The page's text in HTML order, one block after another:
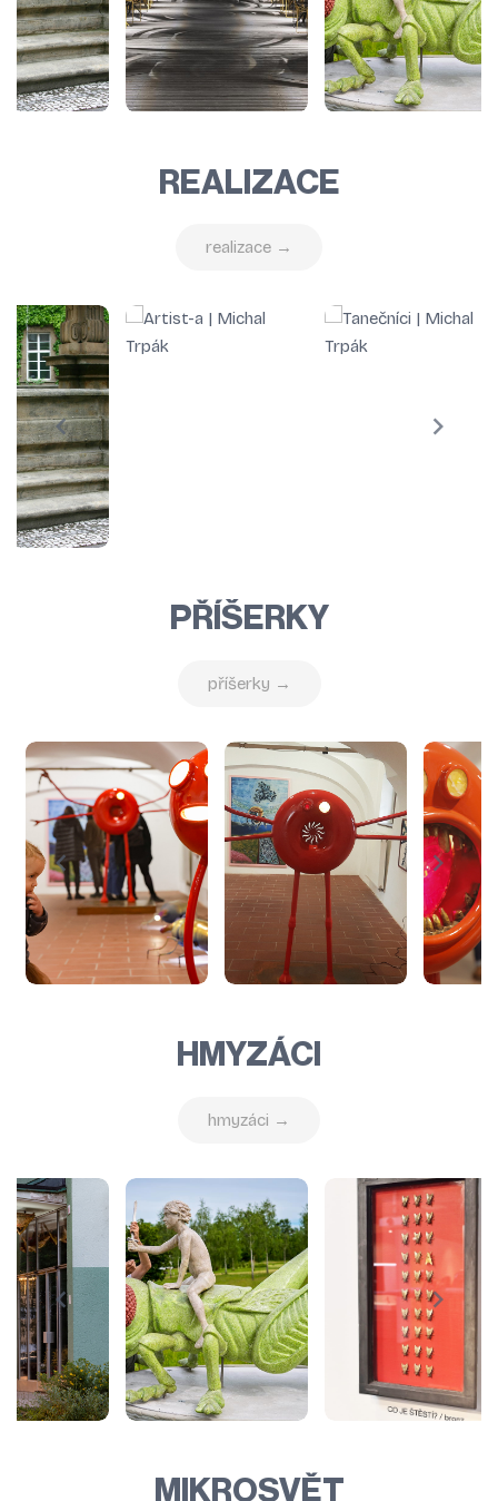
REALIZACE
realizace →
PŘÍŠERKY
příšerky →
HMYZÁCI
hmyzáci →
MIKROSVĚT